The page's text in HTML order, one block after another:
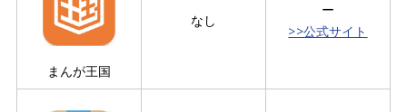
まんが王国
なし
ー
>>公式サイト